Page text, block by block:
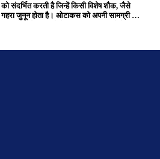
करती है जिन्हें किसी विशेष शौक, जैसे
अपनी सामग्री का